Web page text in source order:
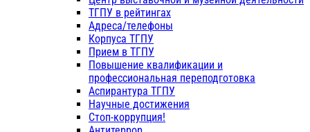
ТГПУ в рейтингах
Адреса/телефоны
Корпуса ТГПУ
Прием в ТГПУ
Повышение квалификации и
профессиональная переподготовка
Аспирантура ТГПУ
Научные достижения
Стоп-коррупция!